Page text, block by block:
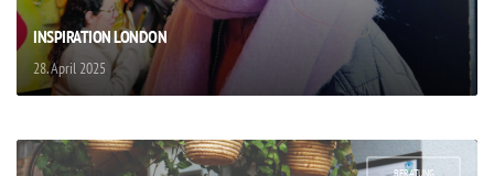
INSPIRATION LONDON
28. April 2025